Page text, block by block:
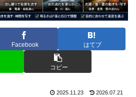
Facebook はてブ
コピー
2025.11.23 2026.07.21